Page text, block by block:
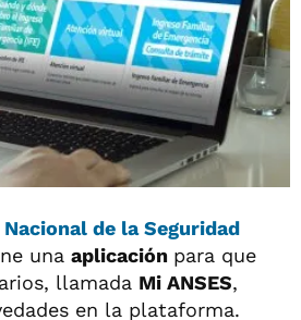
de la Seguridad
una aplicación para que
llamada Mi ANSES,
en la plataforma.